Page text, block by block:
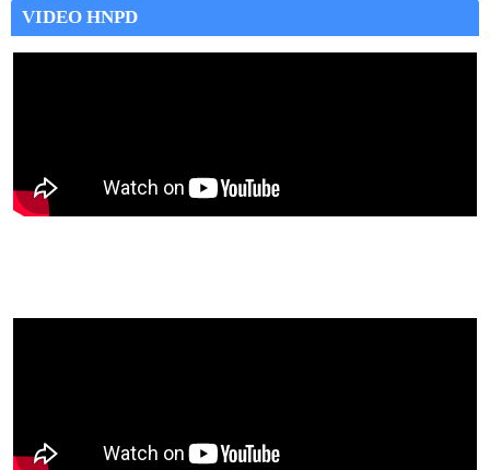
VIDEO HNPD